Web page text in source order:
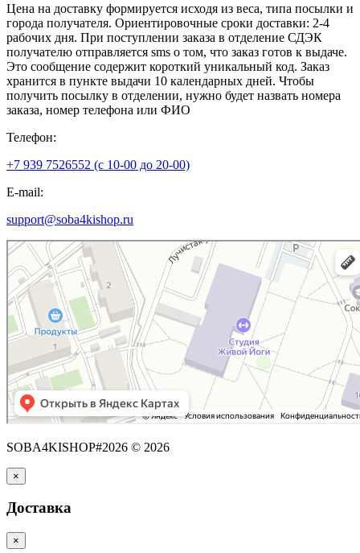
Цена на доставку формируется исходя из веса, типа посылки и
города получателя. Ориентировочные сроки доставки: 2-4
рабочих дня. При поступлении заказа в отделение СДЭК
получателю отправляется sms о том, что заказ готов к выдаче.
Это сообщение содержит короткий уникальный код. Заказ
хранится в пункте выдачи 10 календарных дней. Чтобы
получить посылку в отделении, нужно будет назвать номера
заказа, номер телефона или ФИО
Телефон:
+7 939 7526552 (с 10-00 до 20-00)
E-mail:
support@soba4kishop.ru
SOBA4KISHOP#2026 © 2026
×
Доставка
×